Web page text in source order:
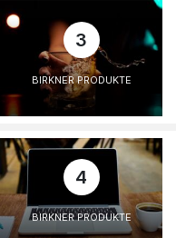
3
BIRKNER PRODUKTE
4
BIRKNER PRODUKTE